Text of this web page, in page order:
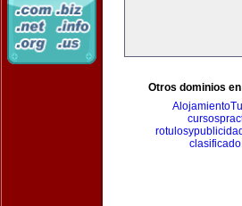
Otros dominios